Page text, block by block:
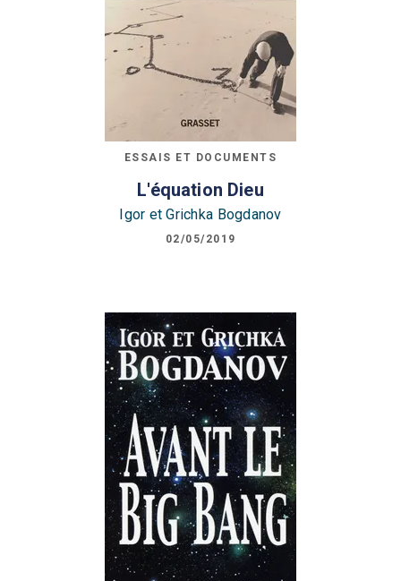
ESSAIS ET DOCUMENTS
L'équation Dieu
Igor et Grichka Bogdanov
02/05/2019